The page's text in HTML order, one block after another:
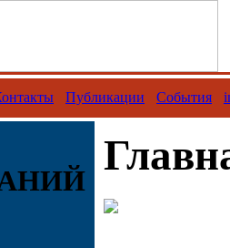
Публикации События